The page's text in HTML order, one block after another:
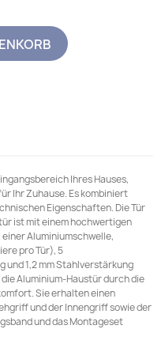
Ihres Hauses,
Ihr Zuhause. Es kombiniert
Eigenschaften. Die Tür
ist mit einem hochwertigen
Aluminiumschwelle,
pro Tür), 5
und 1,2 mm Stahlverstärkung
Aluminium-Haustür durch die
Sie erhalten einen
und der Innengriff sowie der
und das Montageset